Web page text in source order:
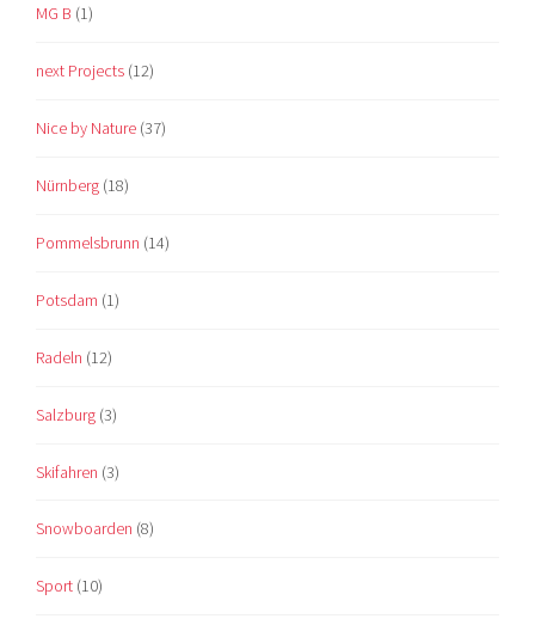
MG B (1)
next Projects (12)
Nice by Nature (37)
Nürnberg (18)
Pommelsbrunn (14)
Potsdam (1)
Radeln (12)
Salzburg (3)
Skifahren (3)
Snowboarden (8)
Sport (10)